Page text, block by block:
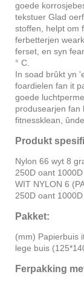
goede
tekstuer Glad
stoffen, helpt om
ferbetterjen
ferset, en syn
° C.
In soad brûkt yn
foardielen fan it
goede
produsearjen fan
fitnessklean,
Produkt
Nylon 66 wyt 8
250D oant 1000D
WIT NYLON 6
250D oant 1000D
Pakket:
(mm) Papierbuis
lege buis
Ferpakking